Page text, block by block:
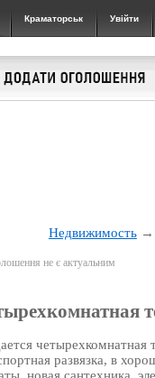
Краматорськ Увійти
Недвижимость
не є актуальним
четырехкомнатная
развязка, в